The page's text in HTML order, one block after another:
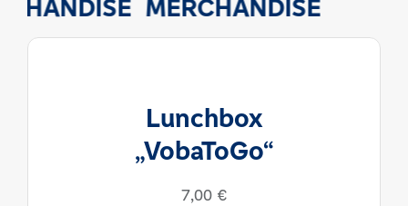
MERCHANDISE
Lunchbox
„VobaToGo“
7,00 €